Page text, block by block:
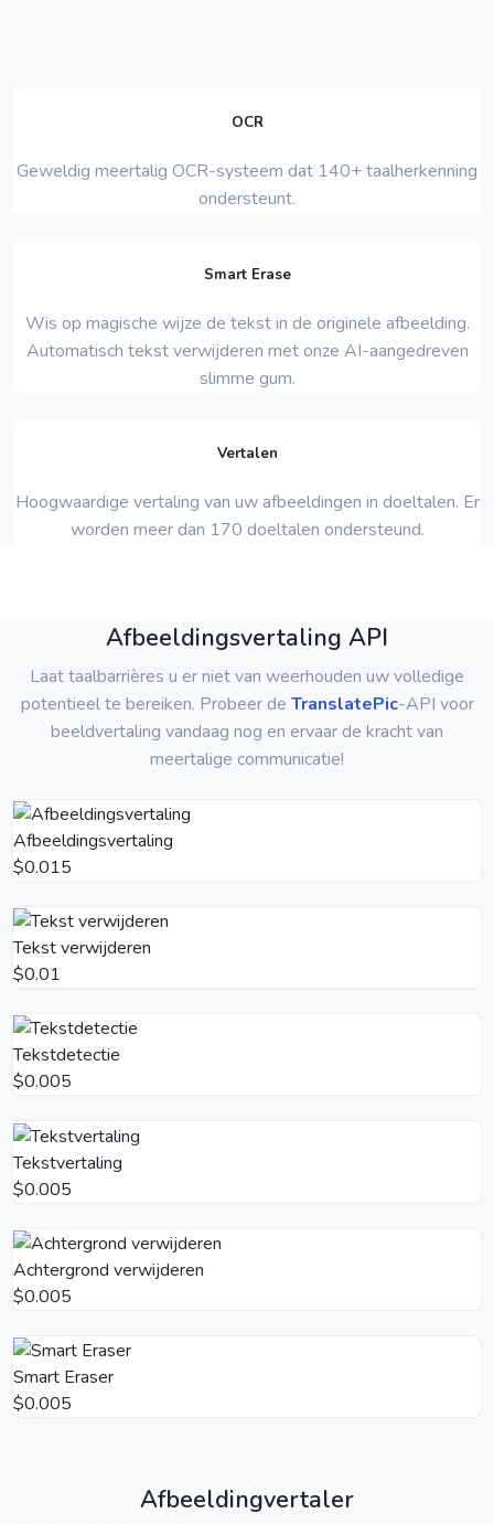
OCR
Geweldig meertalig OCR-systeem dat 140+ taalherkenning
ondersteunt.
Smart Erase
Wis op magische wijze de tekst in de originele afbeelding.
Automatisch tekst verwijderen met onze AI-aangedreven
slimme gum.
Vertalen
Hoogwaardige vertaling van uw afbeeldingen in doeltalen. Er
worden meer dan 170 doeltalen ondersteund.
Afbeeldingsvertaling API
Laat taalbarrières u er niet van weerhouden uw volledige
potentieel te bereiken. Probeer de TranslatePic-API voor
beeldvertaling vandaag nog en ervaar de kracht van
meertalige communicatie!
Afbeeldingsvertaling
$0.015
Tekst verwijderen
$0.01
Tekstdetectie
$0.005
Tekstvertaling
$0.005
Achtergrond verwijderen
$0.005
Smart Eraser
$0.005
Afbeeldingvertaler